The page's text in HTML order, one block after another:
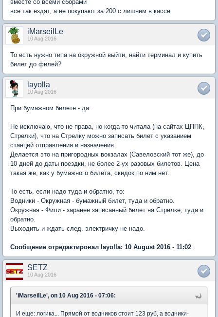
вместе со всеми сборами
все так ездят, а не покупают за 200 с лишним в кассе
iMarseilLe
10 Aug 2016
То есть нужно типа на окружной выйти, найти терминал и купить
билет до филей?
layolla
10 Aug 2016
При бумажном билете - да.
Не исключаю, что не права, но когда-то читала (на сайтах ЦППК,
Стрелки), что на Стрелку можно записать билет с указанием
станций отправления и назначения.
Делается это на пригородных вокзалах (Савеловский тот же), до
10 дней до даты поездки, не более 2-ух разовых билетов. Цена
такая же, как у бумажного билета, скидок по ним нет.
То есть, если надо туда и обратно, то:
Водники - Окружная - бумажный билет, туда и обратно.
Окружная - Фили - заранее записанный билет на Стрелке, туда и
обратно.
Выходить и ждать след. электричку не надо.
Сообщение отредактировал layolla: 10 August 2016 - 11:02
SETZ
10 Aug 2016
'iMarseilLe', on 10 Aug 2016 - 07:06:
И еще: логика... Прямой от водников стоит 123 руб, а водники-